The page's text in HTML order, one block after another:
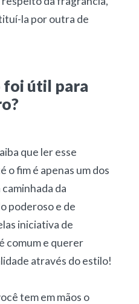
la por outra de
foi útil para
que ler esse
fim é apenas um dos
da
poderoso e de
iniciativa de
comum e querer
através do estilo!
tem em mãos o